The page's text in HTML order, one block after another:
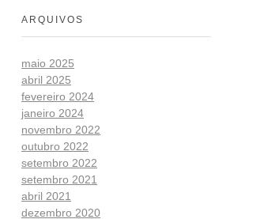
ARQUIVOS
maio 2025
abril 2025
fevereiro 2024
janeiro 2024
novembro 2022
outubro 2022
setembro 2022
setembro 2021
abril 2021
dezembro 2020